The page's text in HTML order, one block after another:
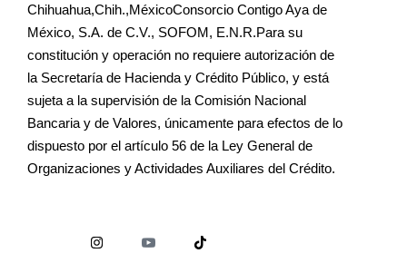
Chihuahua,Chih.,MéxicoConsorcio Contigo Aya de
México, S.A. de C.V., SOFOM, E.N.R.Para su
constitución y operación no requiere autorización de
la Secretaría de Hacienda y Crédito Público, y está
sujeta a la supervisión de la Comisión Nacional
Bancaria y de Valores, únicamente para efectos de lo
dispuesto por el artículo 56 de la Ley General de
Organizaciones y Actividades Auxiliares del Crédito.